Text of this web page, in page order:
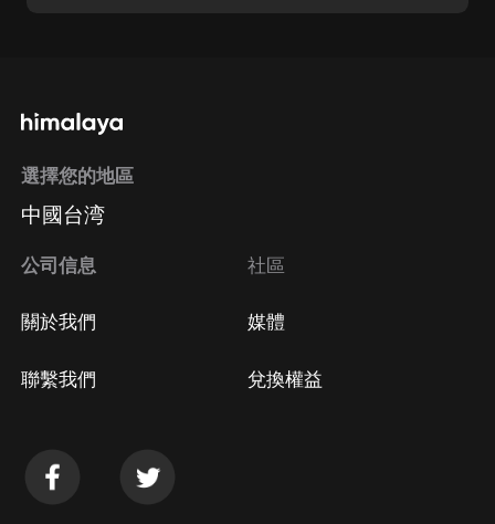
選擇您的地區
中國台湾
公司信息
關於我們
聯繫我們
社區
媒體
兌換權益